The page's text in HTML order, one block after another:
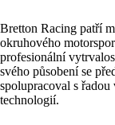
Bretton Racing patří
okruhového
profesionální
svého působení se
spolupracoval s
technologií.